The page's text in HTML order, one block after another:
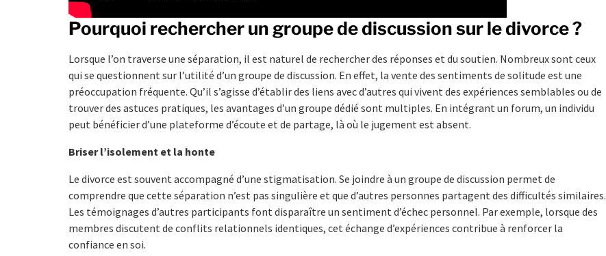
Pourquoi rechercher un groupe de discussion sur le divorce ?
Lorsque l’on traverse une séparation, il est naturel de rechercher des réponses et du soutien. Nombreux sont ceux
qui se questionnent sur l’utilité d’un groupe de discussion. En effet, la vente des sentiments de solitude est une
préoccupation fréquente. Qu’il s’agisse d’établir des liens avec d’autres qui vivent des expériences semblables ou de
trouver des astuces pratiques, les avantages d’un groupe dédié sont multiples. En intégrant un forum, un individu
peut bénéficier d’une plateforme d’écoute et de partage, là où le jugement est absent.
Briser l’isolement et la honte
Le divorce est souvent accompagné d’une stigmatisation. Se joindre à un groupe de discussion permet de
comprendre que cette séparation n’est pas singulière et que d’autres personnes partagent des difficultés similaires.
Les témoignages d’autres participants font disparaître un sentiment d’échec personnel. Par exemple, lorsque des
membres discutent de conflits relationnels identiques, cet échange d’expériences contribue à renforcer la
confiance en soi.